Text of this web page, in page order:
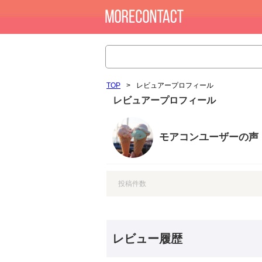
TOP > レビュアープロフィール
レビュアープロフィール
モアコンユーザーの声
投稿件数
レビュー履歴